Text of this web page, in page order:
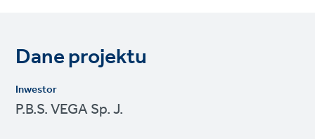
Dane projektu
Inwestor
P.B.S. VEGA Sp. J.